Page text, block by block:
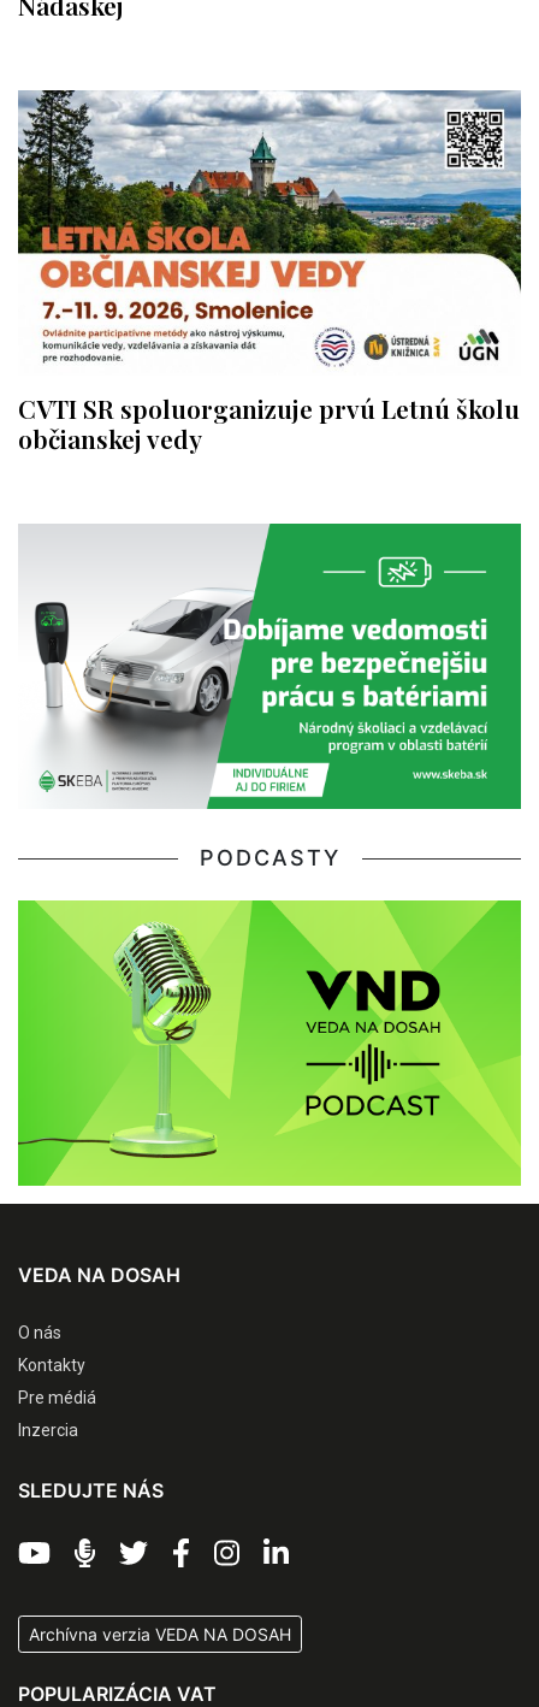
CVTI SR spoluorganizuje prvú Letnú školu
občianskej vedy
PODCASTY
VEDA NA DOSAH
O nás
Kontakty
Pre médiá
Inzercia
SLEDUJTE NÁS
Archívna verzia VEDA NA DOSAH
POPULARIZÁCIA VAT